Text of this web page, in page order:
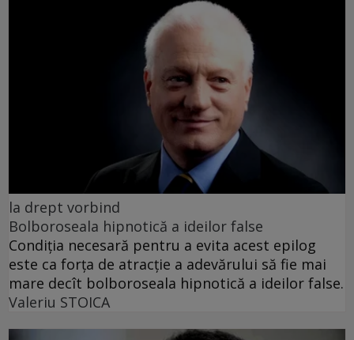
la drept vorbind
Bolboroseala hipnotică a ideilor false
Condiția necesară pentru a evita acest epilog
este ca forța de atracție a adevărului să fie mai
mare decît bolboroseala hipnotică a ideilor false.
Valeriu STOICA